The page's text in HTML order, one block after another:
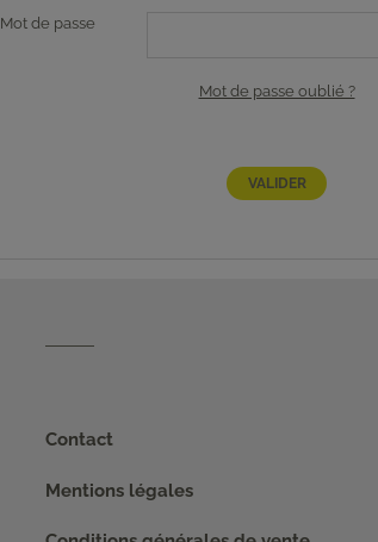
Mot de passe
Mot de passe oublié ?
Contact
Mentions légales